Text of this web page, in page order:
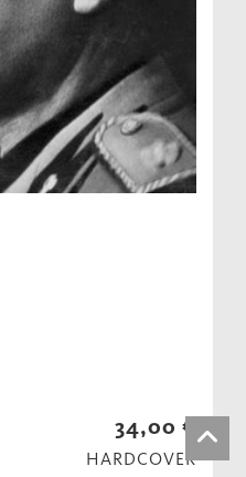
34,00 €
HARDCOVER